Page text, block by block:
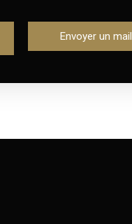
Envoyer un mail